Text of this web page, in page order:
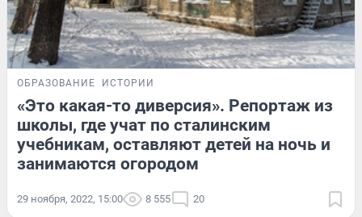
ОБРАЗОВАНИЕ ИСТОРИИ
«Это какая-то диверсия». Репортаж из
школы, где учат по сталинским
учебникам, оставляют детей на ночь и
занимаются огородом
29 ноября, 2022, 15:00 8 555 20